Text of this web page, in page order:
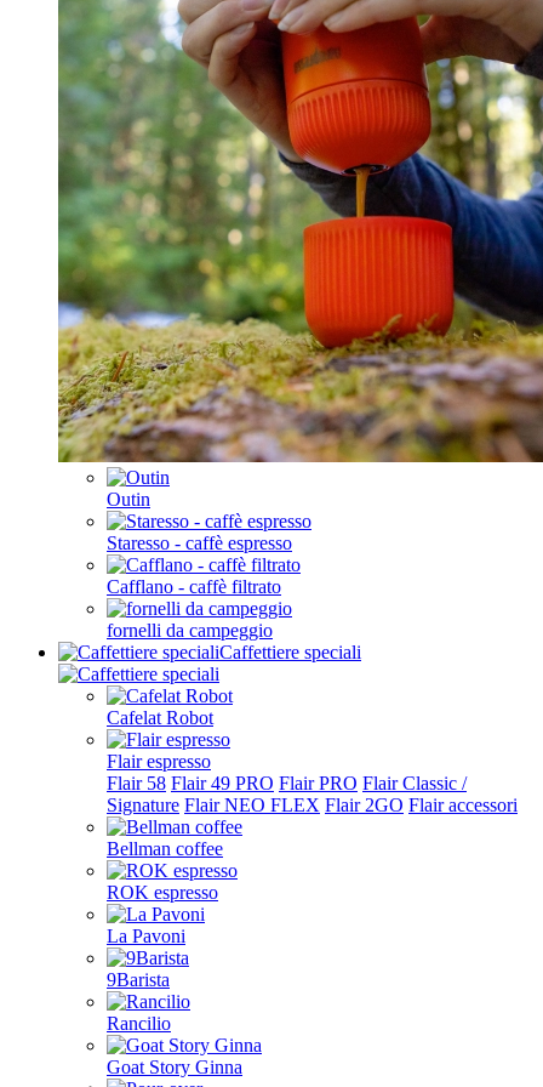
Outin
Staresso - caffè espresso
Cafflano - caffè filtrato
fornelli da campeggio
Caffettiere speciali
Cafelat Robot
Flair espresso
Flair 58 Flair 49 PRO Flair PRO Flair Classic /
Signature Flair NEO FLEX Flair 2GO Flair accessori
Bellman coffee
ROK espresso
La Pavoni
9Barista
Rancilio
Goat Story Ginna